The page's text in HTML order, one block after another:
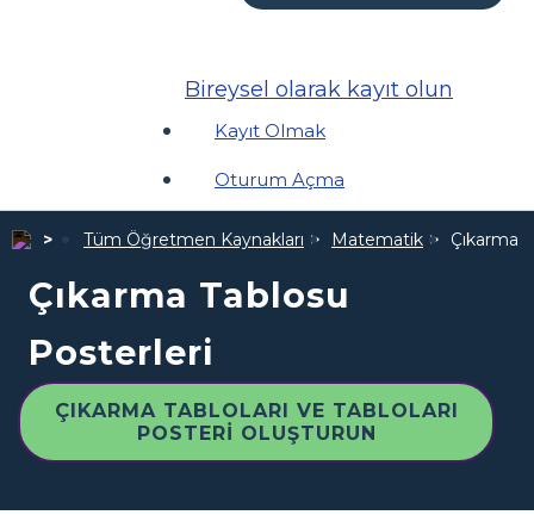
Bireysel olarak kayıt olun
Kayıt Olmak
Oturum Açma
Tüm Öğretmen Kaynakları Matematik Çıkarma
Çıkarma Tablosu
Posterleri
ÇIKARMA TABLOLARI VE TABLOLARI
POSTERI OLUŞTURUN